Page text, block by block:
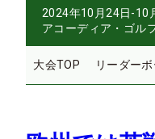
2024年10月24日-10
アコーディア・ゴル
大会TOP リーダーボ